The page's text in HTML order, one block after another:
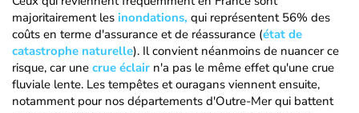
majoritairement les inondations, qui représentent 56% des
coûts en terme d'assurance et de réassurance (état de
catastrophe naturelle). Il convient néanmoins de nuancer ce
risque, car une crue éclair n'a pas le même effet qu'une crue
fluviale lente. Les tempêtes et ouragans viennent ensuite,
notamment pour nos départements d'Outre-Mer qui battent